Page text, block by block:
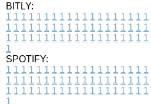
BITLY:
1 1 1 1 1 1 1 1 1 1 1 1 1 1 1 1 1 1 1
1 1 1 1 1 1 1 1 1 1 1 1 1 1 1 1 1 1 1
1 1 1 1 1 1 1 1 1 1 1 1 1 1 1 1 1 1 1
1
SPOTIFY:
1 1 1 1 1 1 1 1 1 1 1 1 1 1 1 1 1 1 1
1 1 1 1 1 1 1 1 1 1 1 1 1 1 1 1 1 1 1
1 1 1 1 1 1 1 1 1 1 1 1 1 1 1 1 1 1 1
1